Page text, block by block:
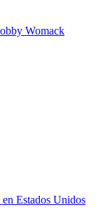
Womack
Estados Unidos